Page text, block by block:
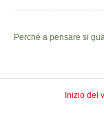
Perché a pensare si
Inizio del